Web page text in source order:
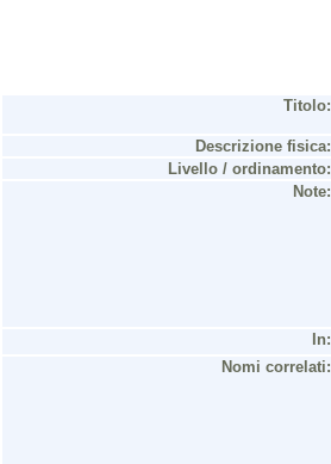
Titolo:
Descrizione fisica:
Livello / ordinamento:
Note:
In:
Nomi correlati: